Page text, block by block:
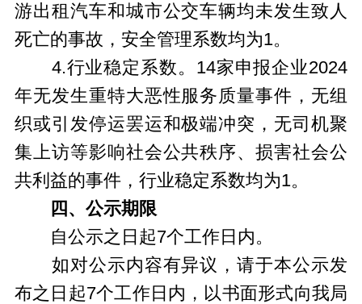
游出租汽车和城市公交车辆均未发生致人
死亡的事故，安全管理系数均为1。
4.行业稳定系数。14家申报企业2024
年无发生重特大恶性服务质量事件，无组
织或引发停运罢运和极端冲突，无司机聚
集上访等影响社会公共秩序、损害社会公
共利益的事件，行业稳定系数均为1。
四、公示期限
自公示之日起7个工作日内。
如对公示内容有异议，请于本公示发
布之日起7个工作日内，以书面形式向我局